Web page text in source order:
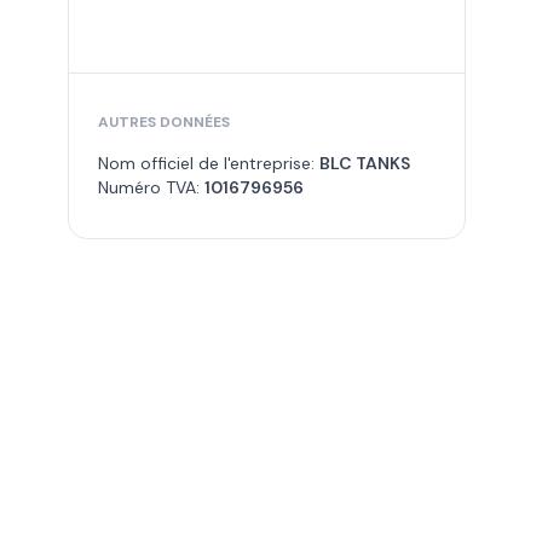
AUTRES DONNÉES
Nom officiel de l'entreprise: BLC TANKS
Numéro TVA: 1016796956